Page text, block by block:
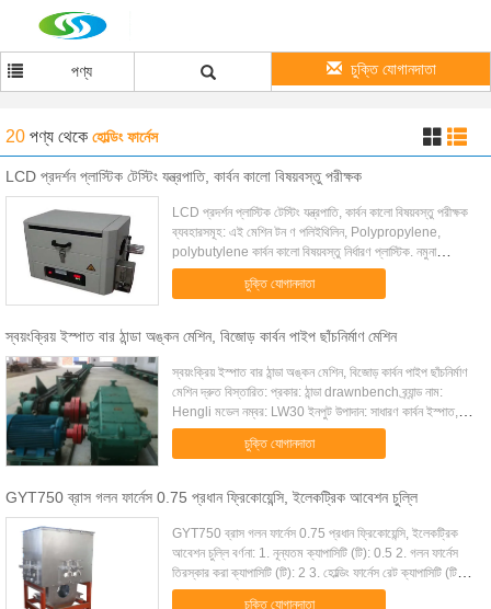
পণ্য চুক্তি যোগানদাতা
20 পণ্য থেকে হোল্ডিং ফার্নেস
LCD প্রদর্শন প্লাস্টিক টেস্টিং যন্ত্রপাতি, কার্বন কালো বিষয়বস্তু পরীক্ষক
LCD প্রদর্শন প্লাস্টিক টেস্টিং যন্ত্রপাতি, কার্বন কালো বিষয়বস্তু পরীক্ষক
ব্যবহারসমূহ: এই মেশিন টন ণ পলিইথিলিন, Polypropylene,
polybutylene কার্বন কালো বিষয়বস্তু নির্ধারণ প্লাস্টিক. নমুনা
নাইট্রোজেন বায়ুমণ্ডল ...
চুক্তি যোগানদাতা
স্বয়ংক্রিয় ইস্পাত বার ঠান্ডা অঙ্কন মেশিন, বিজোড় কার্বন পাইপ ছাঁচনির্মাণ মেশিন
স্বয়ংক্রিয় ইস্পাত বার ঠান্ডা অঙ্কন মেশিন, বিজোড় কার্বন পাইপ ছাঁচনির্মাণ
মেশিন দ্রুত বিস্তারিত: প্রকার: ঠান্ডা drawnbench ব্র্যান্ড নাম:
Hengli মডেল নম্বর: LW30 ইনপুট উপাদান: সাধারণ কার্বন ইস্পাত,
মিশ্র, অলৌহ...
চুক্তি যোগানদাতা
GYT750 ব্রাস গলন ফার্নেস 0.75 প্রধান ফ্রিকোয়েন্সি, ইলেকট্রিক আবেশন চুল্লি
GYT750 ব্রাস গলন ফার্নেস 0.75 প্রধান ফ্রিকোয়েন্সি, ইলেকট্রিক
আবেশন চুল্লি বর্ণনা: 1. নূন্যতম ক্যাপাসিটি (টি): 0.5 2. গলন ফার্নেস
তিরস্কার করা ক্যাপাসিটি (টি): 2 3. হোল্ডিং ফার্নেস রেট ক্যাপাসিটি (টি): 4
4. হার...
চুক্তি যোগানদাতা